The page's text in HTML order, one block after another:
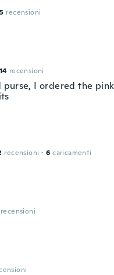
recensioni
recensioni
purse, I ordered the
recensioni · 6 caricamenti
recensioni